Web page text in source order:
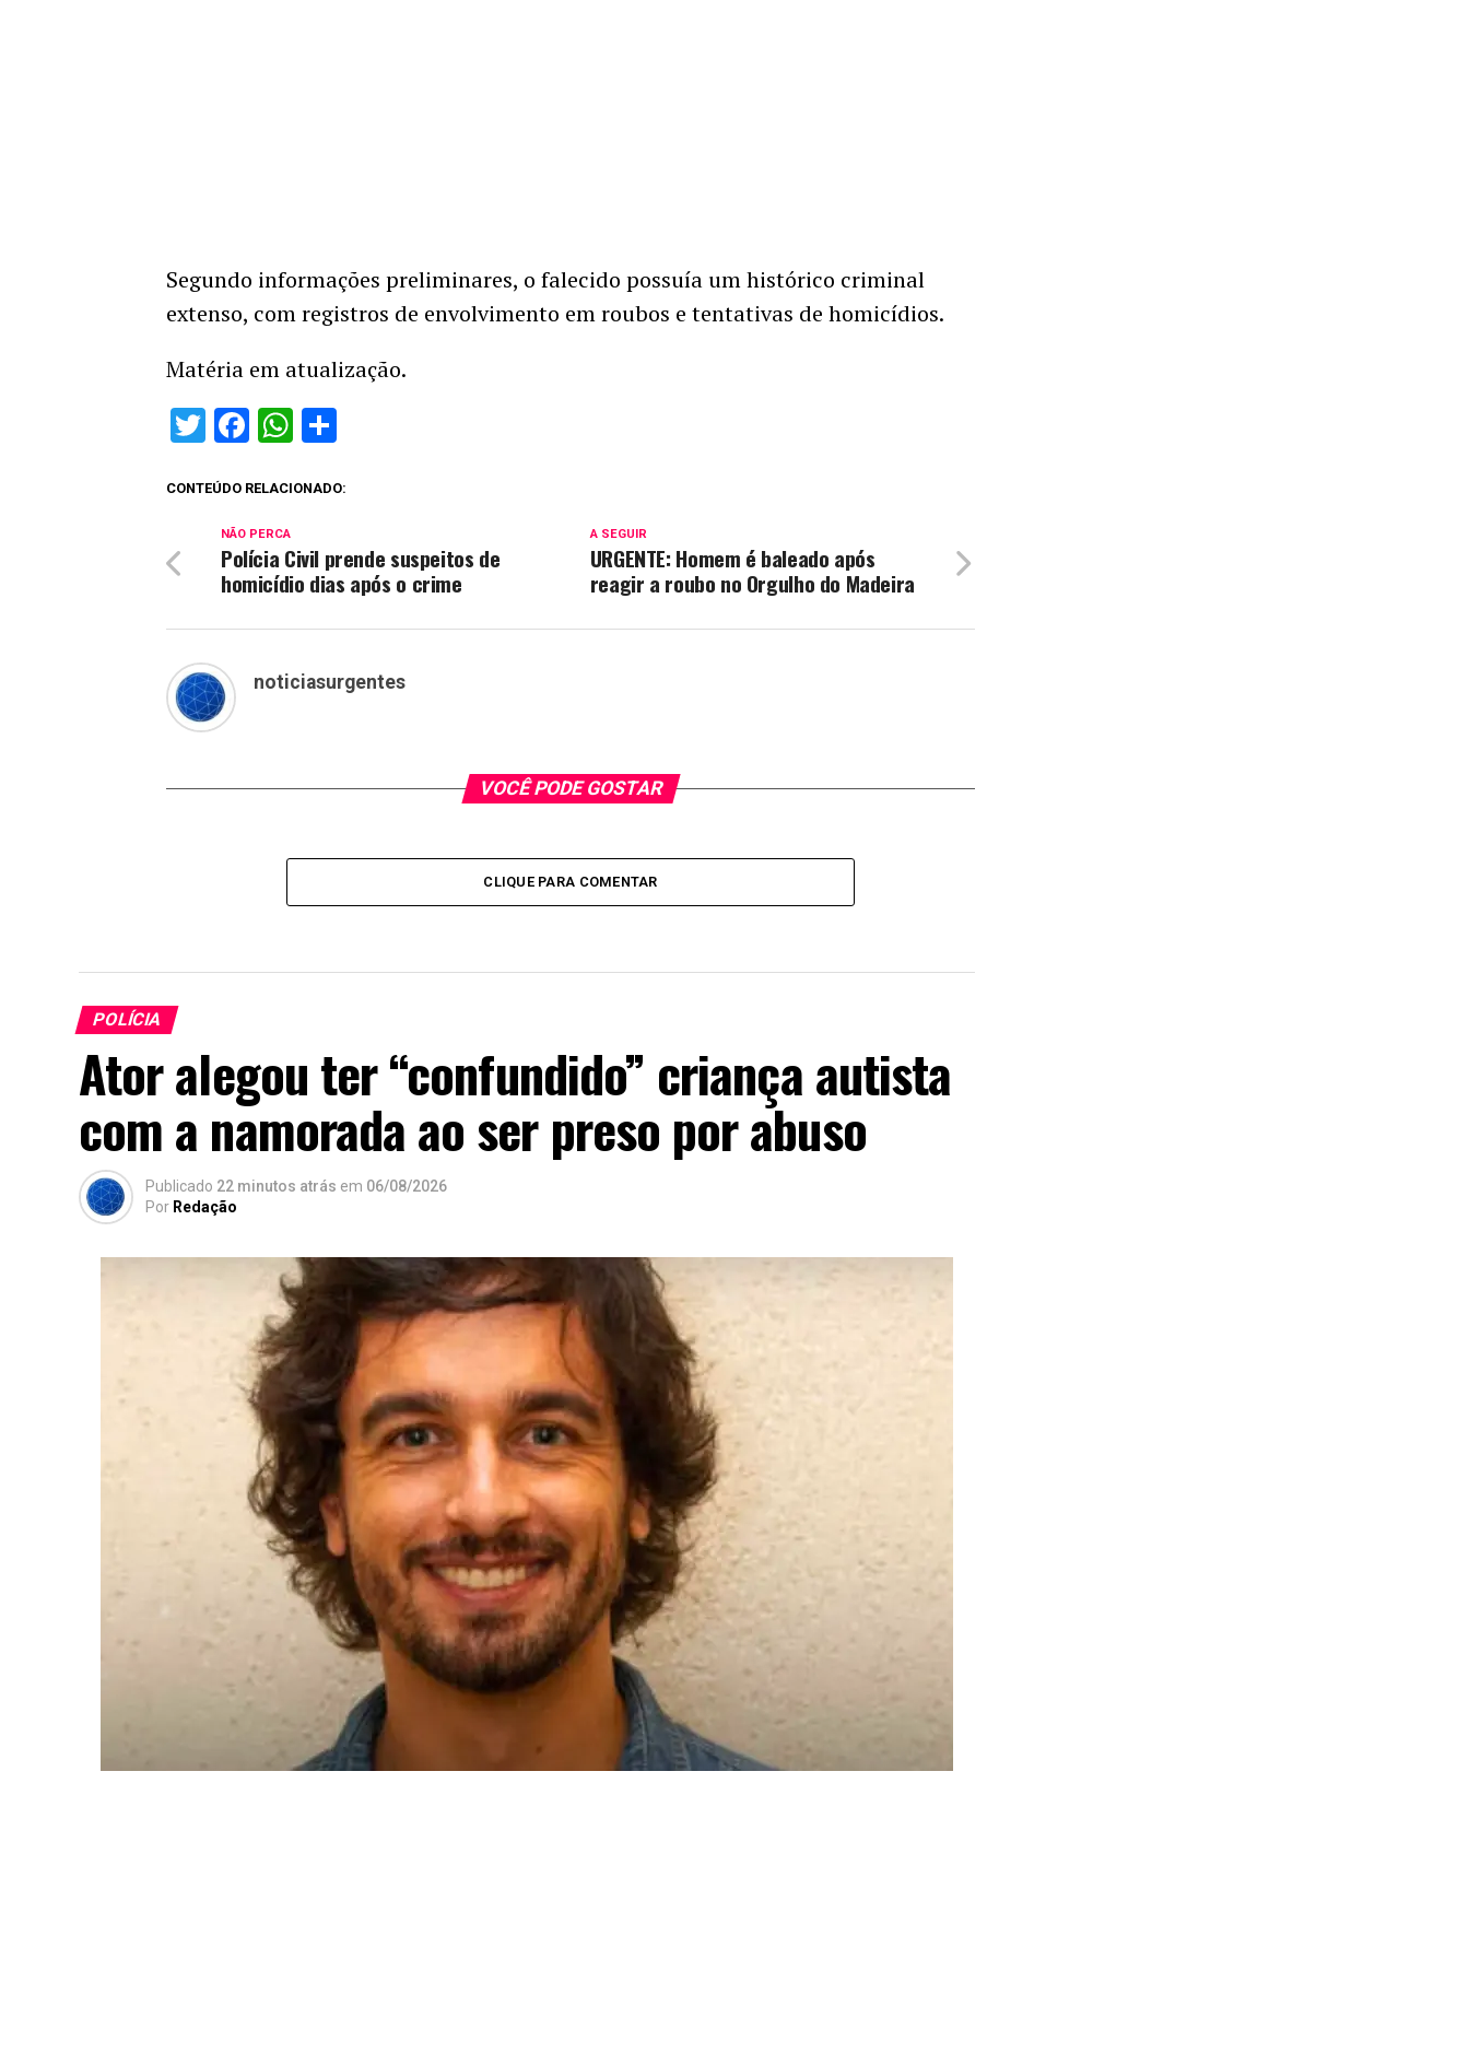
Segundo informações preliminares, o falecido possuía um histórico criminal
extenso, com registros de envolvimento em roubos e tentativas de homicídios.
Matéria em atualização.
Twitter
Facebook
WhatsApp
CONTEÚDO RELACIONADO:
A SEGUIR
URGENTE: Homem é baleado após
reagir a roubo no Orgulho do Madeira
NÃO PERCA
Polícia Civil prende suspeitos de
homicídio dias após o crime
noticiasurgentes
VOCÊ PODE GOSTAR
CLIQUE PARA COMENTAR
POLÍCIA
Ator alegou ter “confundido” criança autista
com a namorada ao ser preso por abuso
Publicado 22 minutos atrás em 06/08/2026
Por Redação